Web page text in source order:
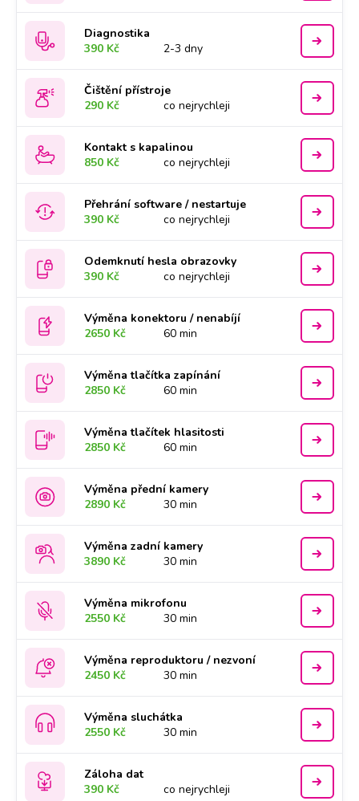
Diagnostika
390 Kč
2-3 dny
Čištění přístroje
290 Kč
co nejrychleji
Kontakt s kapalinou
850 Kč
co nejrychleji
Přehrání software / nestartuje
390 Kč
co nejrychleji
Odemknutí hesla obrazovky
390 Kč
co nejrychleji
Výměna konektoru / nenabíjí
2650 Kč
60 min
Výměna tlačítka zapínání
2850 Kč
60 min
Výměna tlačítek hlasitosti
2850 Kč
60 min
Výměna přední kamery
2890 Kč
30 min
Výměna zadní kamery
3890 Kč
30 min
Výměna mikrofonu
2550 Kč
30 min
Výměna reproduktoru / nezvoní
2450 Kč
30 min
Výměna sluchátka
2550 Kč
30 min
Záloha dat
390 Kč
co nejrychleji